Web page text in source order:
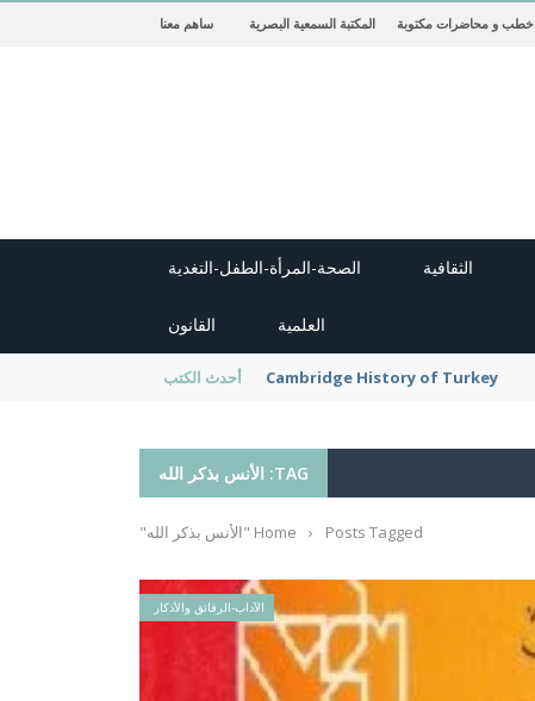
خطب و محاضرات مكتوبة المكتبة السمعية البصرية ساهم معنا
الثقافية الصحة-المرأة-الطفل-التغدية
العلمية القانون
أحدث الكتب new cambridge history of islam
TAG: الأنس بذكر الله
Home › Posts Tagged "الأنس بذكر الله"
الآداب-الرقائق والأذكار